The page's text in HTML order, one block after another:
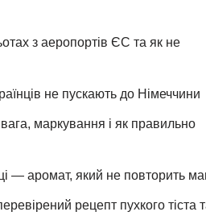
з аеропортів ЄС та як не
не пускають до Німеччини
маркування і як правильно
— аромат, який не повторить
рецепт пухкого тіста